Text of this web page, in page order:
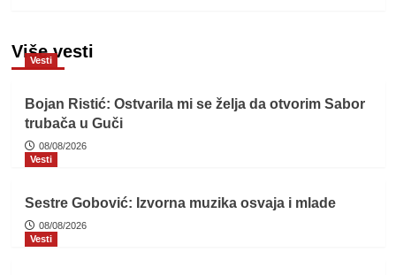
Više vesti
Vesti
Bojan Ristić: Ostvarila mi se želja da otvorim Sabor
trubača u Guči
08/08/2026
Vesti
Sestre Gobović: Izvorna muzika osvaja i mlade
08/08/2026
Vesti